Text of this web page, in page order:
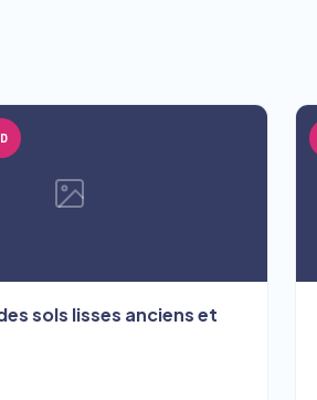
sols lisses anciens et